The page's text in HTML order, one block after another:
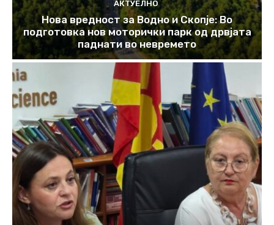
АКТУЕЛНО
Нова вредност за Водно и Скопје: Во
подготовка нов моторички парк од дрвјата
паднати во невремето